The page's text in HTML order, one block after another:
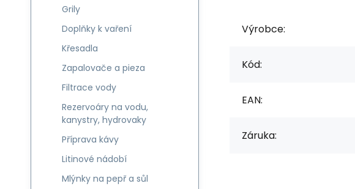
Výrobce:
Kód:
EAN:
Záruka:
Grily
Doplňky k vaření
Křesadla
Zapalovače a pieza
Filtrace vody
Rezervoáry na vodu,
kanystry, hydrovaky
Příprava kávy
Litinové nádobí
Mlýnky na pepř a sůl